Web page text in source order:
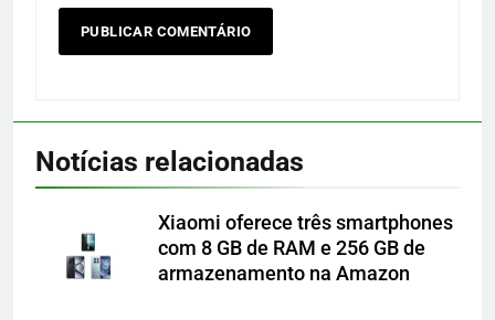
Notícias relacionadas
Xiaomi oferece três smartphones
com 8 GB de RAM e 256 GB de
armazenamento na Amazon